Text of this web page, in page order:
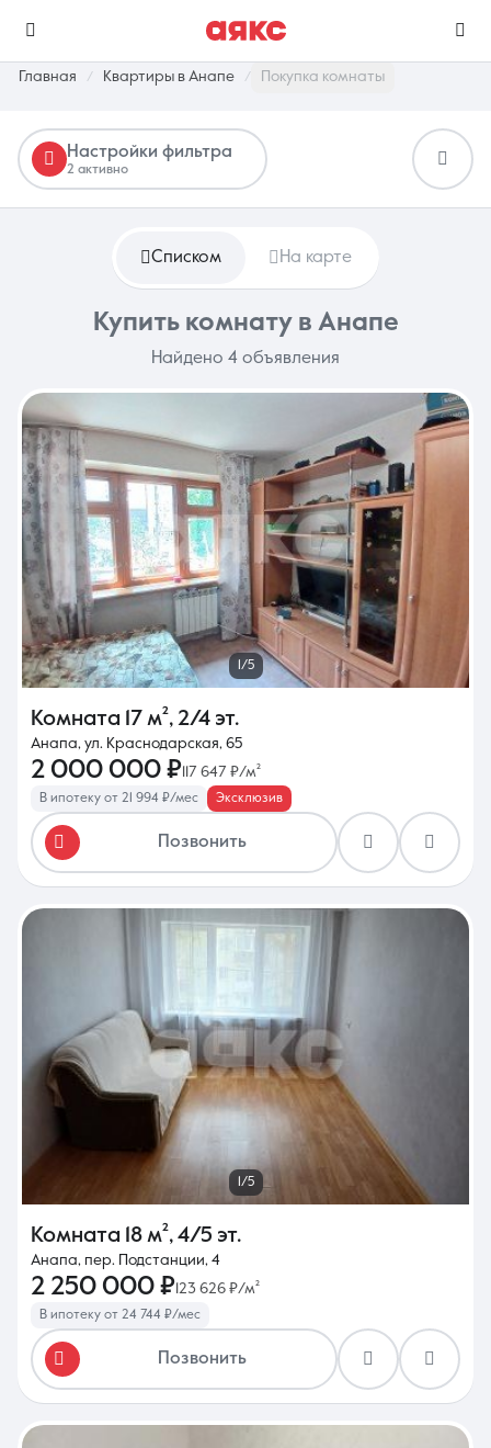
г. Анапа
Недвижимость Услуги
О компании Контакты
8 (861) 297-00-00
Ежедневно с 08:30 до 20:00
Главная Квартиры в Анапе Покупка комнаты
Настройки фильтра
2 активно
Списком На карте
Купить комнату в Анапе
Найдено 4 объявления
1/5
Комната 17 м², 2/4 эт.
Анапа, ул. Краснодарская, 65
2 000 000 ₽ 117 647 ₽/м²
В ипотеку от 21 994 ₽/мес Эксклюзив
Позвонить
1/5
Комната 18 м², 4/5 эт.
Анапа, пер. Подстанции, 4
2 250 000 ₽123 626 ₽/м²
В ипотеку от 24 744 ₽/мес
Позвонить